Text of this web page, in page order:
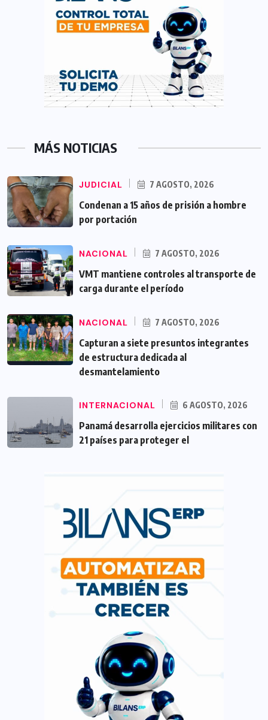
MÁS NOTICIAS
JUDICIAL 7 AGOSTO, 2026
Condenan a 15 años de prisión a hombre
por portación
NACIONAL 7 AGOSTO, 2026
VMT mantiene controles al transporte de
carga durante el período
NACIONAL 7 AGOSTO, 2026
Capturan a siete presuntos integrantes
de estructura dedicada al
desmantelamiento
INTERNACIONAL 6 AGOSTO, 2026
Panamá desarrolla ejercicios militares con
21 países para proteger el